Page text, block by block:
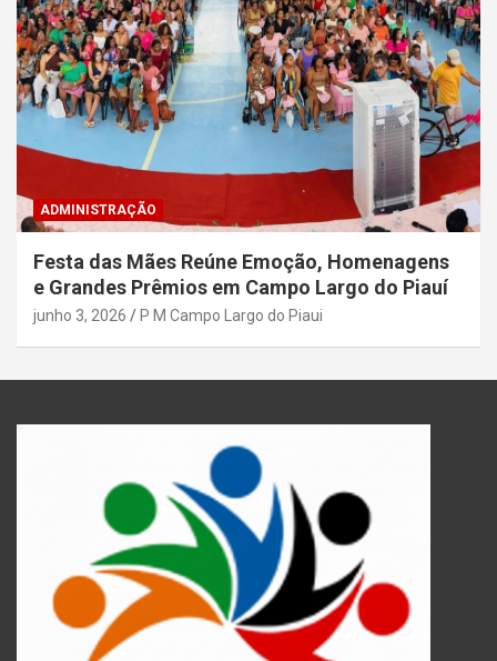
ADMINISTRAÇÃO
Festa das Mães Reúne Emoção, Homenagens
e Grandes Prêmios em Campo Largo do Piauí
junho 3, 2026 P M Campo Largo do Piaui